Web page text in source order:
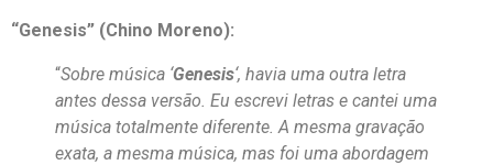
“Genesis” (Chino Moreno):
“Sobre música ‘Genesis‘, havia uma outra letra
antes dessa versão. Eu escrevi letras e cantei uma
música totalmente diferente. A mesma gravação
exata, a mesma música, mas foi uma abordagem